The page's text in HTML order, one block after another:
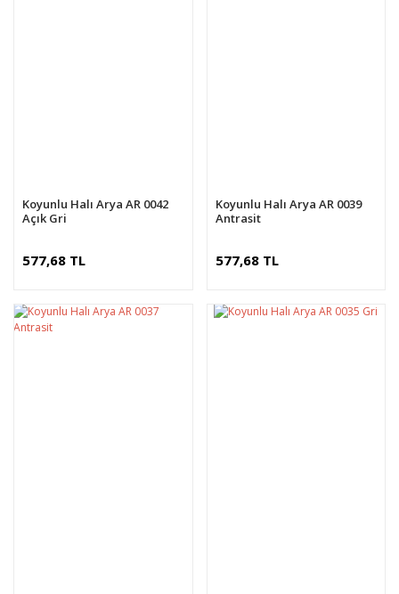
Koyunlu Halı Arya AR 0042
Açık Gri
577,68 TL
Koyunlu Halı Arya AR 0039
Antrasit
577,68 TL